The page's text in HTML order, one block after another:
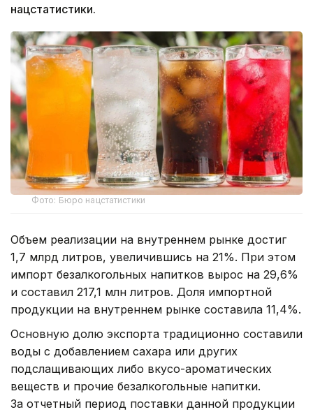
нацстатистики.
Фото: Бюро нацстатистики
Объем реализации на внутреннем рынке достиг
1,7 млрд литров, увеличившись на 21%. При этом
импорт безалкогольных напитков вырос на 29,6%
и составил 217,1 млн литров. Доля импортной
продукции на внутреннем рынке составила 11,4%.
Основную долю экспорта традиционно составили
воды с добавлением сахара или других
подслащивающих либо вкусо-ароматических
веществ и прочие безалкогольные напитки.
За отчетный период поставки данной продукции